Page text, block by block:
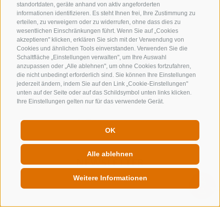
standortdaten, geräte anhand von aktiv angeforderten
informationen identifizieren. Es steht Ihnen frei, Ihre Zustimmung zu
erteilen, zu verweigern oder zu widerrufen, ohne dass dies zu
wesentlichen Einschränkungen führt. Wenn Sie auf „Cookies
akzeptieren" klicken, erklären Sie sich mit der Verwendung von
Cookies und ähnlichen Tools einverstanden. Verwenden Sie die
Schaltfläche „Einstellungen verwalten", um Ihre Auswahl
anzupassen oder „Alle ablehnen", um ohne Cookies fortzufahren,
die nicht unbedingt erforderlich sind. Sie können Ihre Einstellungen
jederzeit ändern, indem Sie auf den Link „Cookie-Einstellungen"
unten auf der Seite oder auf das Schildsymbol unten links klicken.
Ihre Einstellungen gelten nur für das verwendete Gerät.
OK
Alle ablehnen
Weitere Informationen
KONTAKTIERE UNS
info@gossensass.org
NEWSLETTER
Bleib am Laufenden
QUICKLINKS